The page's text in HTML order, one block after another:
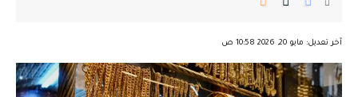
آخر تعديل: مايو 20, 2026 10:58 ص